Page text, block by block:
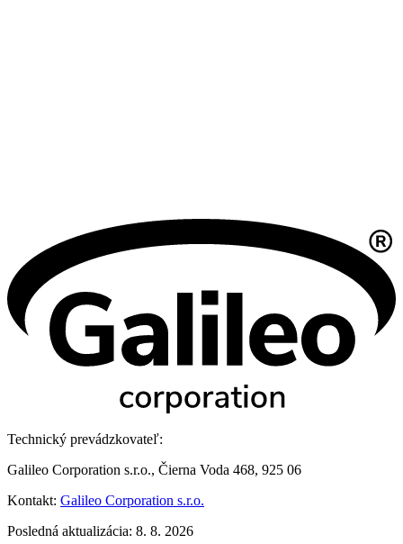
Technický prevádzkovateľ:
Galileo Corporation s.r.o., Čierna Voda 468, 925 06
Kontakt: Galileo Corporation s.r.o.
Posledná aktualizácia: 8. 8. 2026